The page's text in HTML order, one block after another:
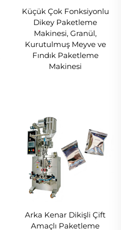
Küçük Çok Fonksiyonlu
Dikey Paketleme
Makinesi, Granül,
Kurutulmuş Meyve ve
Fındık Paketleme
Makinesi
Arka Kenar Dikişli Çift
Amaçlı Paketleme